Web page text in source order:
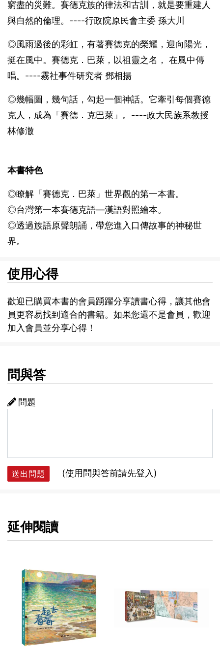
窮盡的災難。賽德克族的律法和古訓，就是要重建人
與自然的倫理。----行政院原民會主委 孫大川
◎風雨過後的彩虹，有著賽德克的榮耀，迎向陽光，
挺在風中。賽德克．巴萊，以祖靈之名， 在風中傳
唱。----霧社事件研究者 鄧相揚
◎幾幅圖，幾句話，勾起一個神話。它牽引每個賽德
克人，成為「賽德．克巴萊」。----政大民族系教授
林修澈
本書特色
◎瞭解「賽德克．巴萊」世界觀的第一本書。
◎台灣第一本賽德克語—漢語對照繪本。
◎透過族語原聲朗誦，帶您進入口傳故事的神秘世
界。
使用心得
歡迎已購買本書的會員踴躍分享讀書心得，讓其他會
員更容易找到適合的書籍。如果您還不是會員，歡迎
加入會員並分享心得！
問與答
問題
送出問題 (使用問與答前請先登入)
延伸閱讀